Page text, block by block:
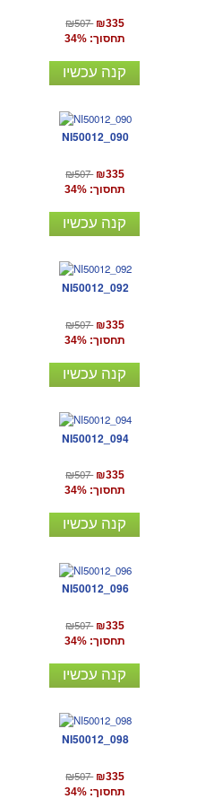
₪507 ₪335
תחסוך: 34%
קנה עכשיו
NI50012_090
₪507 ₪335
תחסוך: 34%
קנה עכשיו
NI50012_092
₪507 ₪335
תחסוך: 34%
קנה עכשיו
NI50012_094
₪507 ₪335
תחסוך: 34%
קנה עכשיו
NI50012_096
₪507 ₪335
תחסוך: 34%
קנה עכשיו
NI50012_098
₪507 ₪335
תחסוך: 34%